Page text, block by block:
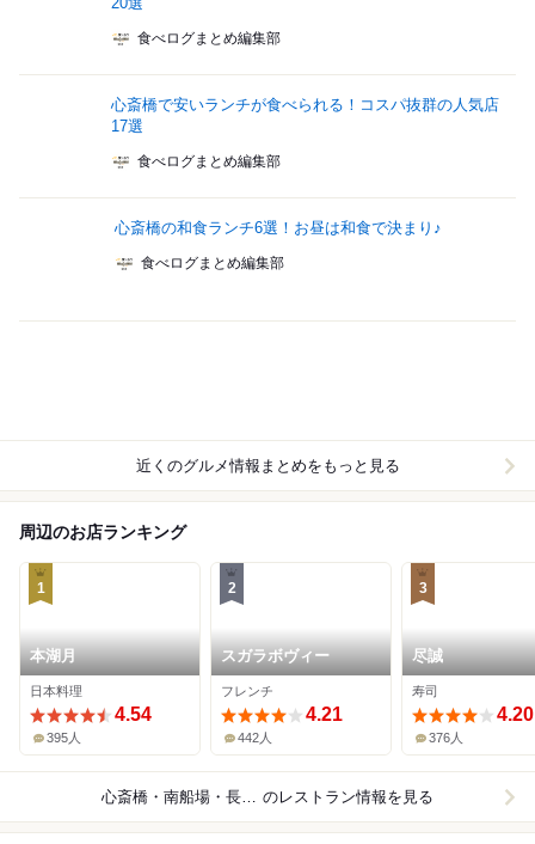
食べログまとめ編集部
心斎橋で安いランチが食べられる！コスパ抜群の人気店
17選
食べログまとめ編集部
心斎橋の和食ランチ6選！お昼は和食で決まり♪
食べログまとめ編集部
近くのグルメ情報まとめをもっと見る
周辺のお店ランキング
1
本湖月
日本料理
4.54
395人
2
スガラボヴィー
フレンチ
4.21
442人
3
尽誠
寿司
4.20
376人
心斎橋・南船場・長堀橋 のレストラン情報を見る